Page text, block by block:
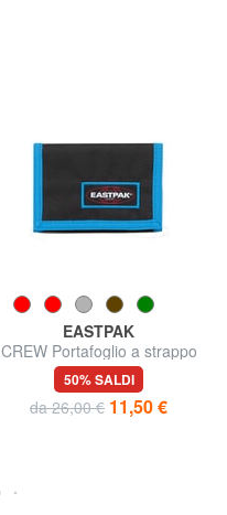
EASTPAK
CREW Portafoglio a strappo
50% SALDI
da 26,00 € 11,50 €